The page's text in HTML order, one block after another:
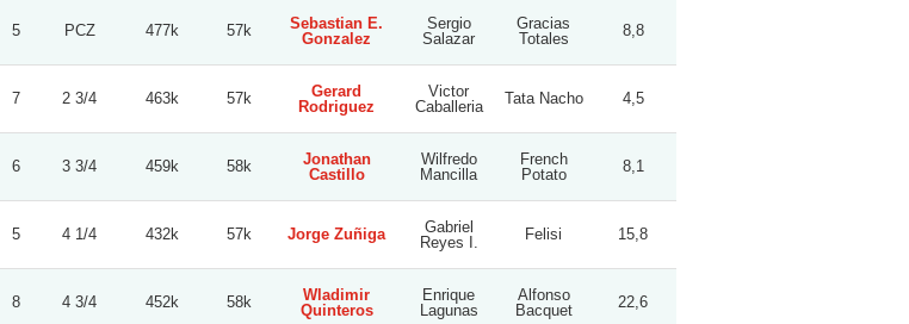
5 PCZ 477k 57k
Sebastian E.
Gonzalez
Sergio
Salazar
Gracias
Totales
8,8
7 2 3/4 463k 57k
Gerard
Rodriguez
Victor
Caballeria
Tata Nacho 4,5
6 3 3/4 459k 58k
Jonathan
Castillo
Wilfredo
Mancilla
French
Potato
8,1
5 4 1/4 432k 57k Jorge Zuñiga
Gabriel
Reyes I.
Felisi 15,8
8 4 3/4 452k 58k
Wladimir
Quinteros
Enrique
Lagunas
Alfonso
Bacquet
22,6